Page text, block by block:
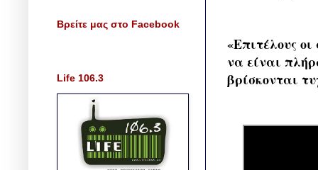
«Επιτέλους
να είναι
βρίσκονται
Βρείτε μας στο Facebook
Life 106.3